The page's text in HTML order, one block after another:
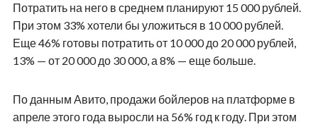
Потратить на него в среднем планируют 15 000 рублей.
При этом 33% хотели бы уложиться в 10 000 рублей.
Еще 46% готовы потратить от 10 000 до 20 000 рублей,
13% — от 20 000 до 30 000, а 8% — еще больше.
По данным Авито, продажи бойлеров на платформе в
апреле этого года выросли на 56% год к году. При этом